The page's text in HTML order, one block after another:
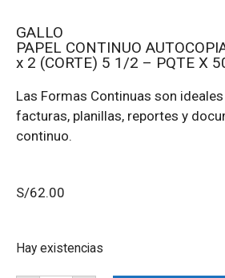
GALLO
PAPEL CONTINUO
x 2 (CORTE) 5 1/2 – PQTE X
Las Formas Continuas son
facturas, planillas, reportes y
continuo.
S/62.00
Hay existencias